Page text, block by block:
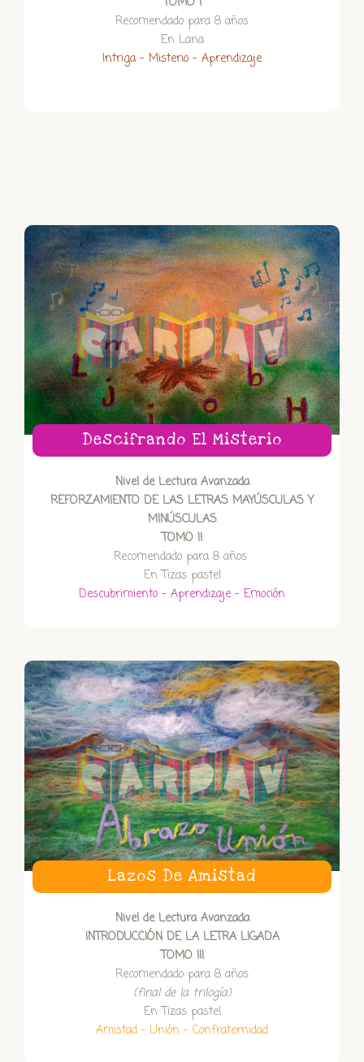
Recomendado para 8 años
En Lana
Intriga – Misterio – Aprendizaje
Descifrando El Misterio
Nivel de Lectura Avanzada
REFORZAMIENTO DE LAS LETRAS MAYÚSCULAS Y
MINÚSCULAS
TOMO II
Recomendado para 8 años
En Tizas pastel
Descubrimiento – Aprendizaje – Emoción
Lazos De Amistad
Nivel de Lectura Avanzada
INTRODUCCIÓN DE LA LETRA LIGADA
TOMO III
Recomendado para 8 años
(final de la trilogía)
En Tizas pastel
Amistad – Unión – Confraternidad